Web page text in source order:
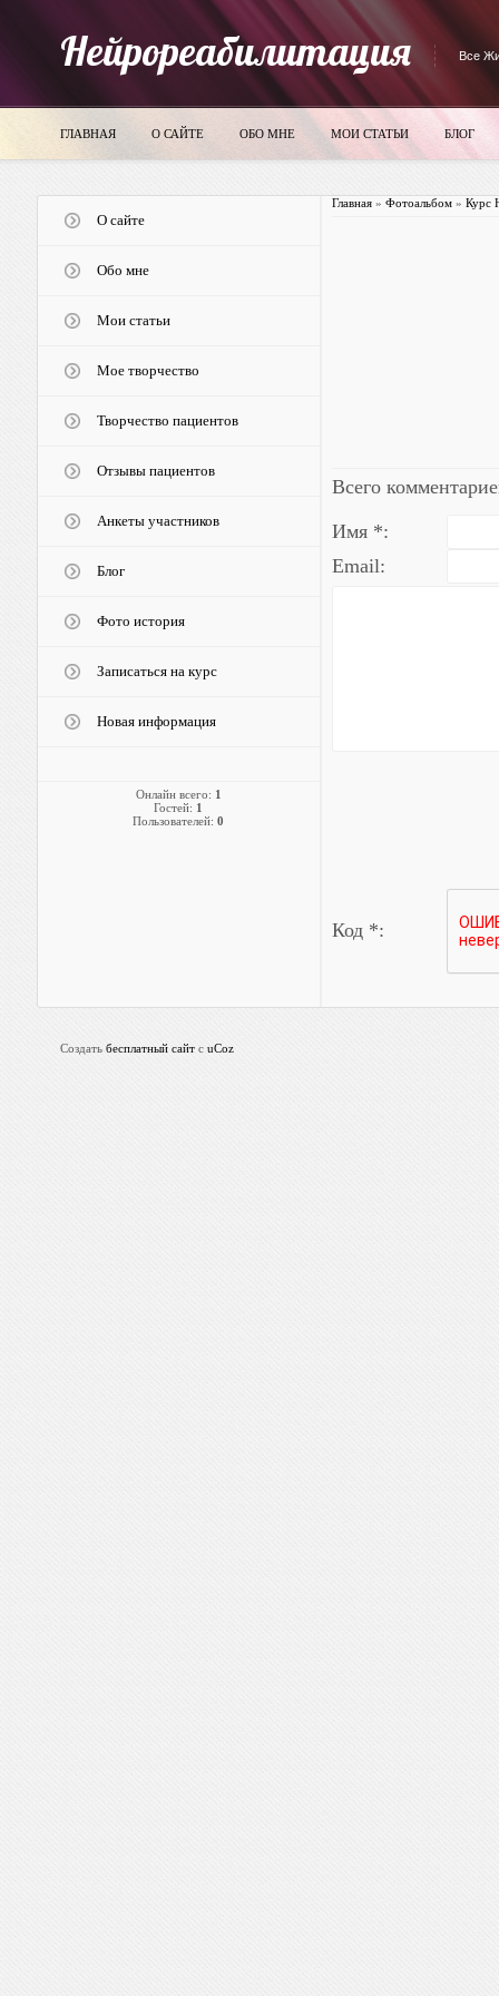
Нейрореабилитация Все
ГЛАВНАЯ О САЙТЕ ОБО МНЕ МОИ СТАТЬИ БЛОГ
О сайте
Обо мне
Мои статьи
Мое творчество
Творчество пациентов
Отзывы пациентов
Анкеты участников
Блог
Фото история
Записаться на курс
Новая информация
Онлайн всего: 1
Гостей: 1
Пользователей: 0
Главная» Фотоальбом» Курс
Всего
Имя *:
Email:
Код *:
Создать бесплатный сайт с uCoz